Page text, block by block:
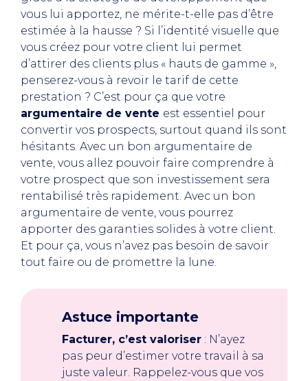
vous lui apportez, ne mérite-t-elle pas d’être
estimée à la hausse ? Si l’identité visuelle que
vous créez pour votre client lui permet
d’attirer des clients plus « hauts de gamme »,
penserez-vous à revoir le tarif de cette
prestation ? C’est pour ça que votre
argumentaire de vente est essentiel pour
convertir vos prospects, surtout quand ils sont
hésitants. Avec un bon argumentaire de
vente, vous allez pouvoir faire comprendre à
votre prospect que son investissement sera
rentabilisé très rapidement. Avec un bon
argumentaire de vente, vous pourrez
apporter des garanties solides à votre client.
Et pour ça, vous n’avez pas besoin de savoir
tout faire ou de promettre la lune.
Astuce importante
Facturer, c’est valoriser : N’ayez
pas peur d’estimer votre travail à sa
juste valeur. Rappelez-vous que vos